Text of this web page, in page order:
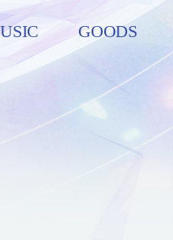
GOODS